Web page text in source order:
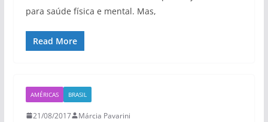
para saúde física e mental. Mas,
Read More
AMÉRICAS BRASIL
21/08/2017 Márcia Pavarini